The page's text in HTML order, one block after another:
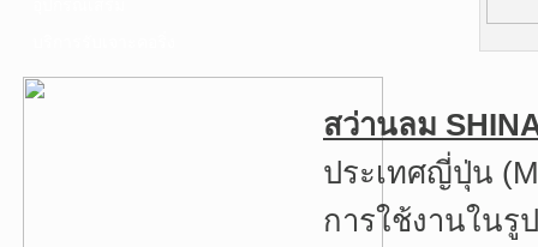
สว่านลม
ประเทศญี่ปุ่น
การใช้งานในรู